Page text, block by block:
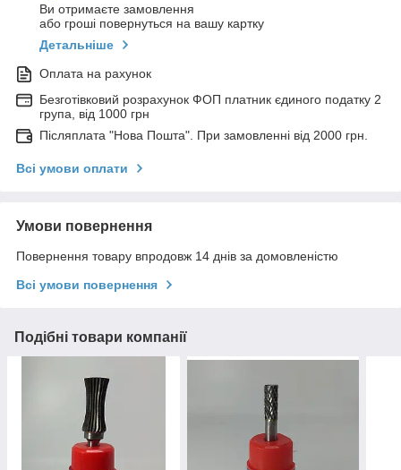
Ви отримаєте замовлення
або гроші повернуться на вашу картку
Детальніше
Оплата на рахунок
Безготівковий розрахунок ФОП платник єдиного податку 2
група, від 1000 грн
Післяплата "Нова Пошта". При замовленні від 2000 грн.
Всі умови оплати
Умови повернення
Повернення товару впродовж 14 днів за домовленістю
Всі умови повернення
Подібні товари компанії